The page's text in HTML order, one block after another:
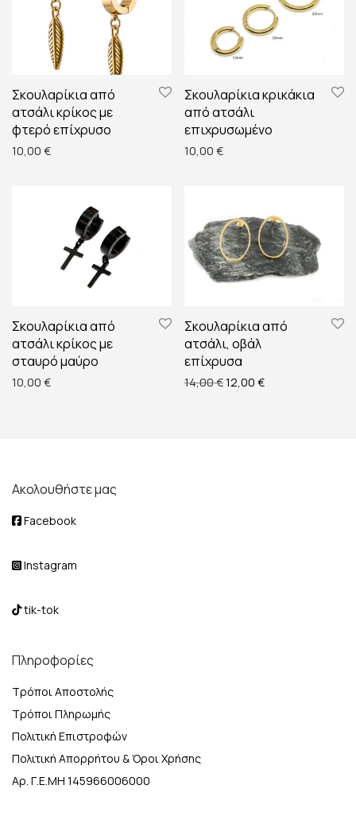
Σκουλαρίκια από
ατσάλι κρίκος με
φτερό επίχρυσο
10,00 €
Σκουλαρίκια κρικάκια
από ατσάλι
επιχρυσωμένο
10,00 €
Σκουλαρίκια από
ατσάλι κρίκος με
σταυρό μαύρο
10,00 €
Σκουλαρίκια από
ατσάλι, οβάλ
επίχρυσα
14,00€Original price was: 14,00
12,00 €Η τρέχουσα τιμή
Ακολουθήστε μας
Facebook
Instagram
tik-tok
Πληροφορίες
Τρόποι Αποστολής
Τρόποι Πληρωμής
Πολιτική Επιστροφών
Πολιτική Απορρήτου & Όροι Χρήσης
Αρ. Γ.Ε.ΜΗ 145966006000